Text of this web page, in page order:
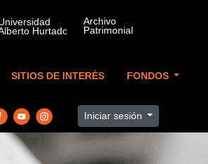
SITIOS DE INTERÉS FONDOS
Iniciar sesión